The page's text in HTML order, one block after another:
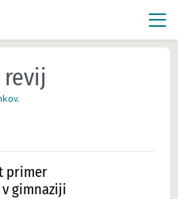
.
primer
gimnaziji